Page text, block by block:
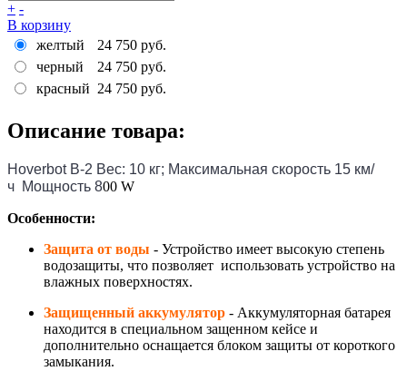
+ -
В корзину
желтый
24 750 руб.
черный
24 750 руб.
красный 24 750 руб.
Описание товара:
Hoverbot B-2 Вес: 10 кг; Максимальная скорость 15 км/
ч Мощность 800 W
Особенности:
Защита от воды - Устройство имеет высокую степень
водозащиты, что позволяет использовать устройство на
влажных поверхностях.
Защищенный аккумулятор - Аккумуляторная батарея
находится в специальном защенном кейсе и
дополнительно оснащается блоком защиты от короткого
замыкания.